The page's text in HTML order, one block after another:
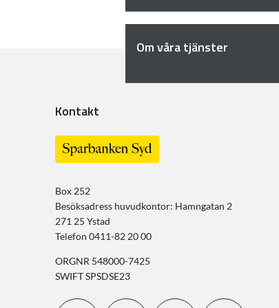
Om våra tjänster
Kontakt
Box 252
Besöksadress huvudkontor: Hamngatan 2
271 25 Ystad
Telefon 0411-82 20 00
ORGNR 548000-7425
SWIFT SPSDSE23